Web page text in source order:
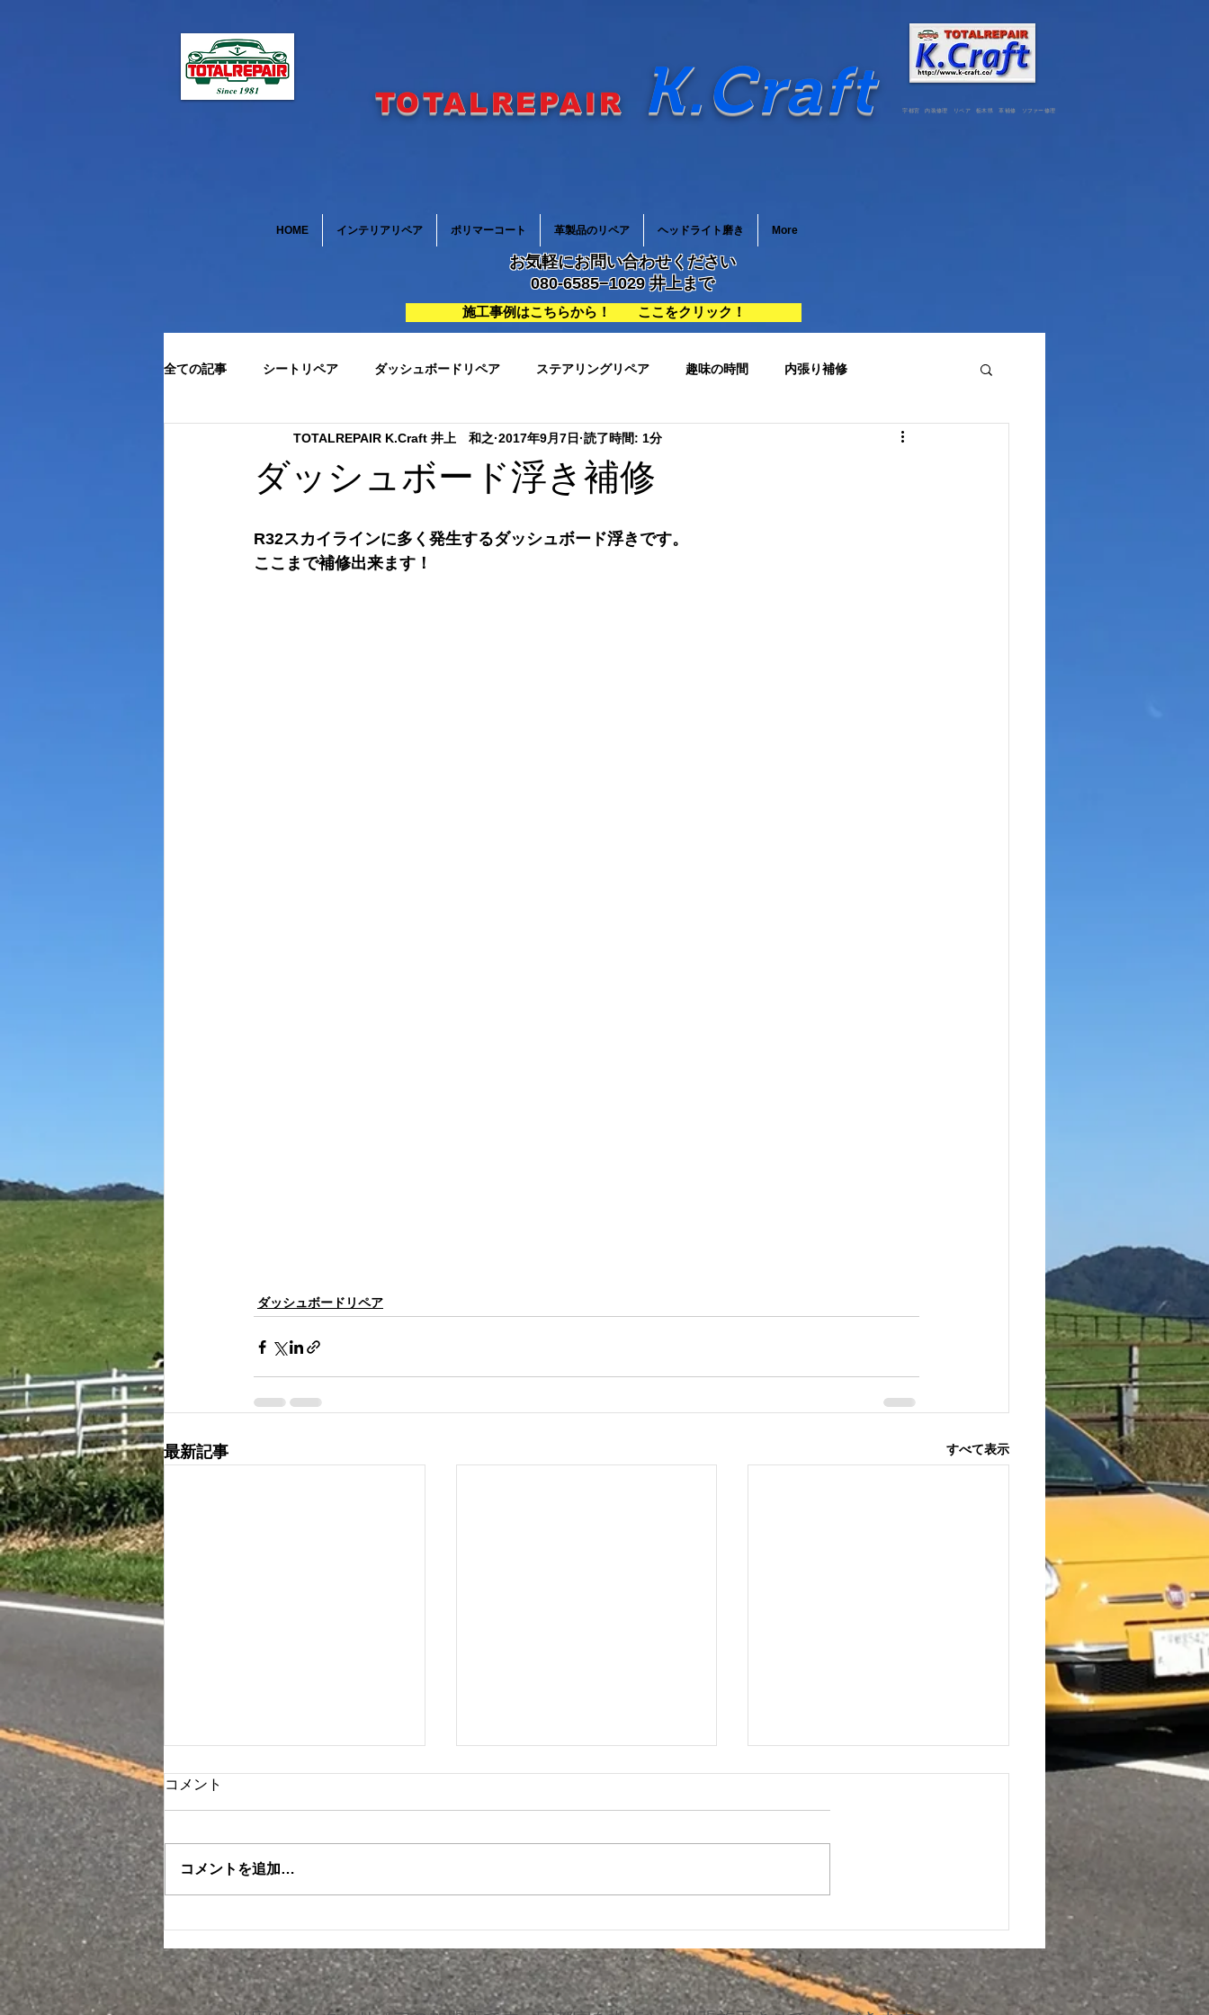
TOTALREPAIR K.Craft 宇都宮 内装修理 リペア 栃木県 革補修 ソファー修理
HOME インテリアリペア ポリマーコート 革製品のリペア ヘッドライト磨き More
お気軽にお問い合わせください
080-6585−1029 井上まで
施工事例はこちらから！ ここをクリック！
全ての記事 シートリペア ダッシュボードリペア ステアリングリペア 趣味の時間 内張り補修
内装クリーニング ボディーコーテイング ステアリングリペア シートリペア
ダッシュボード浮き補修
TOTALREPAIR K.Craft 井上 和之 2017年9月7日 読了時間: 1分
R32スカイラインに多く発生するダッシュボード浮きです。
ここまで補修出来ます！
ダッシュボードリペア
最新記事 すべて表示
ド 剥がれ 割れ補修
コメント
コメントを追加…